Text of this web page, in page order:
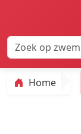
Home